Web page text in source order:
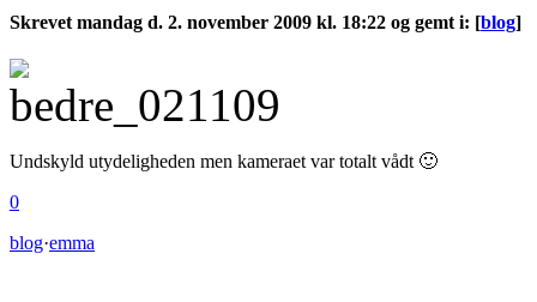
Skrevet mandag d. 2. november 2009 kl. 18:22 og gemt i: [blog]
Undskyld utydeligheden men kameraet var totalt vådt 🙂
0
blog·emma